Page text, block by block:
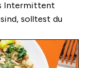
Intermittent
solltest du